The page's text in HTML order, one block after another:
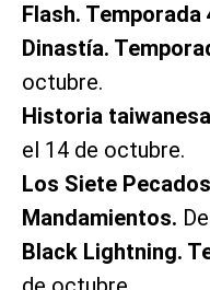
Flash. Temporada
Dinastía.
octubre.
Historia
el 14 de octubre.
Los Siete
Mandamientos.
Black Lightning.